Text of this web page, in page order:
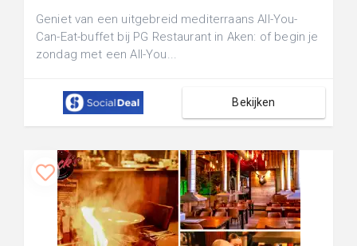
Geniet van een uitgebreid mediterraans All-You-
Can-Eat-buffet bij PG Restaurant in Aken: of begin je
zondag met een All-You...
Bekijken